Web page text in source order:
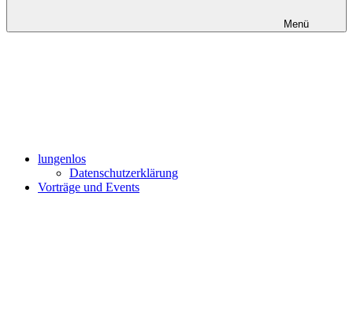
Menü
lungenlos
Datenschutzerklärung
Vorträge und Events